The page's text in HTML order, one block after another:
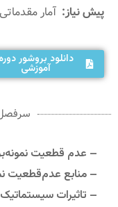
پیش نیاز: آمار مقدماتی
دانلود بروشور دوره
آموزشی
– عدم قطعیت
– منابع عدم‌قطعیت
– تاثیرات